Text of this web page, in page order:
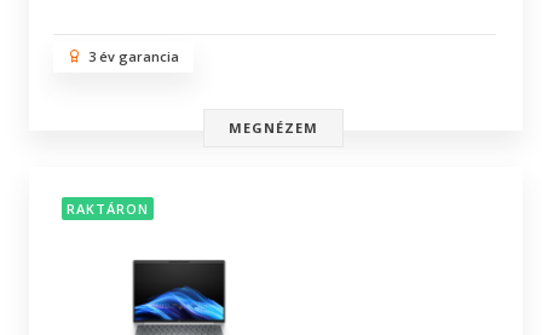
3 év garancia
MEGNÉZEM
RAKTÁRON